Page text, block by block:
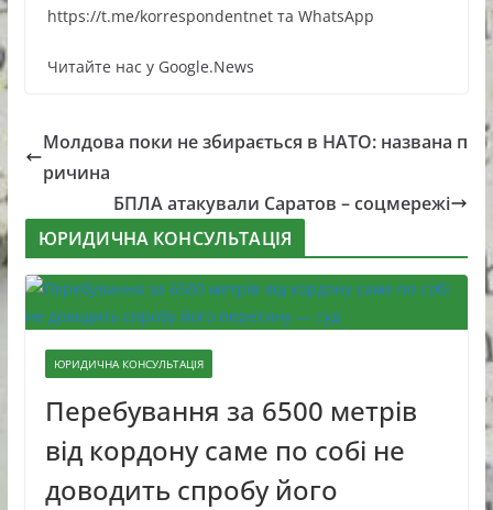
https://t.me/korrespondentnet та WhatsApp
Читайте нас у Google.News
Молдова поки не збирається в НАТО: названа п
ричина
БПЛА атакували Саратов – соцмережі
ЮРИДИЧНА КОНСУЛЬТАЦІЯ
ЮРИДИЧНА КОНСУЛЬТАЦІЯ
Перебування за 6500 метрів
від кордону саме по собі не
доводить спробу його